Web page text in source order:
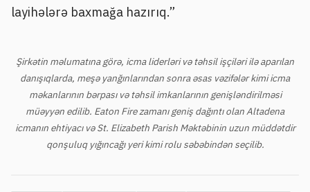
layihələrə baxmağa hazırıq.”
Şirkətin məlumatına görə, icma liderləri və təhsil işçiləri ilə aparılan
danışıqlarda, meşə yanğınlarından sonra əsas vəzifələr kimi icma
məkanlarının bərpası və təhsil imkanlarının genişləndirilməsi
müəyyən edilib. Eaton Fire zamanı geniş dağıntı olan Altadena
icmanın ehtiyacı və St. Elizabeth Parish Məktəbinin uzun müddətdir
qonşuluq yığıncağı yeri kimi rolu səbəbindən seçilib.